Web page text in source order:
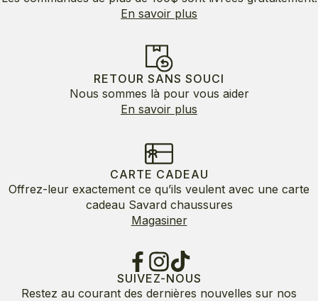
En savoir plus
RETOUR SANS SOUCI
Nous sommes là pour vous aider
En savoir plus
CARTE CADEAU
Offrez-leur exactement ce qu’ils veulent avec une carte
cadeau Savard chaussures
Magasiner
SUIVEZ-NOUS
Restez au courant des dernières nouvelles sur nos